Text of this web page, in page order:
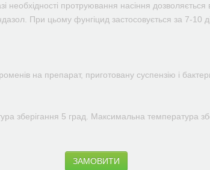
протруювання насіння дозволяється
При цьому фунгіцид застосовується за 7-10
на препарат, приготовану суспензію і
зберігання 5 град. Максимальна температура
ЗАМОВИТИ